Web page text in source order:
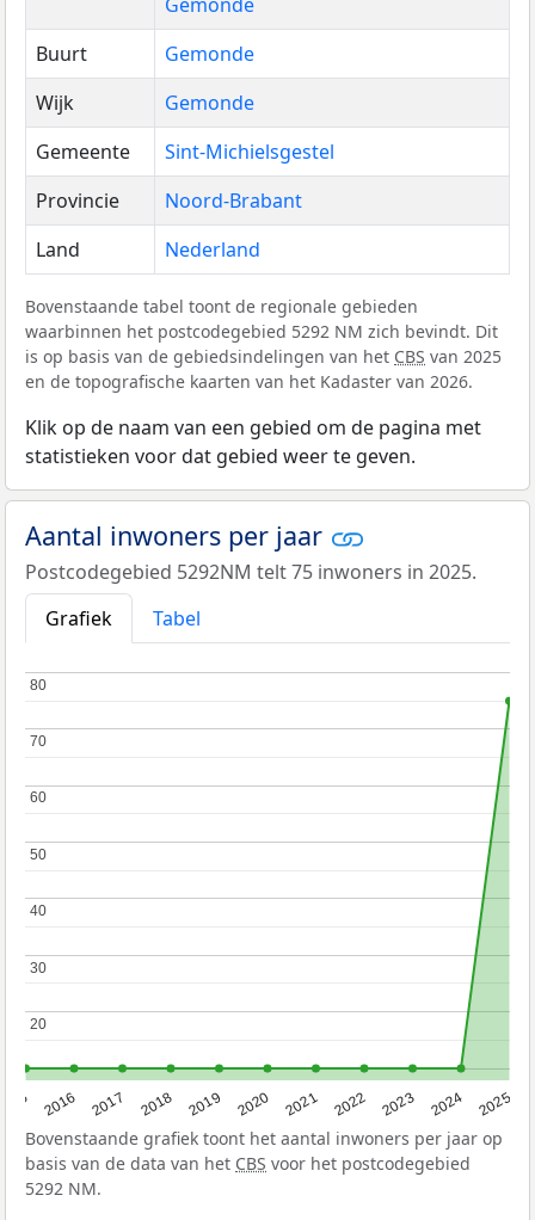
Buurt
Gemonde
Wijk
Gemonde
Gemeente
Sint-Michielsgestel
Provincie
Noord-Brabant
Land
Nederland
Bovenstaande tabel toont de regionale gebieden
waarbinnen het postcodegebied 5292 NM zich bevindt. Dit
is op basis van de gebiedsindelingen van het CBS van 2025
en de topografische kaarten van het Kadaster van 2026.
Klik op de naam van een gebied om de pagina met
statistieken voor dat gebied weer te geven.
Aantal inwoners per jaar
Postcodegebied 5292NM telt 75 inwoners in 2025.
Grafiek
Tabel
2016 2017 2018 2019 2020 2021 2022 2023 2024 2025
20
20
30
30
40
40
50
50
60
60
70
70
80
80
Bovenstaande grafiek toont het aantal inwoners per jaar op
basis van de data van het CBS voor het postcodegebied
5292 NM.